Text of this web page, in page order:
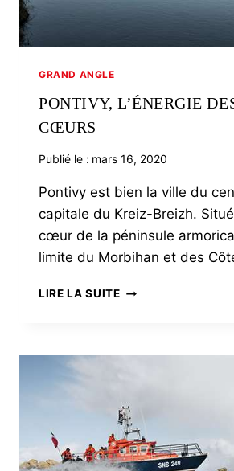
GRAND ANGLE
PONTIVY, L’ÉNERGIE
CŒURS
Publié le : mars 16, 2020
Pontivy est bien la ville du
capitale du Kreiz-Breizh.
cœur de la péninsule
limite du Morbihan et des
LIRE LA SUITEPONTIVY,
CŒURS